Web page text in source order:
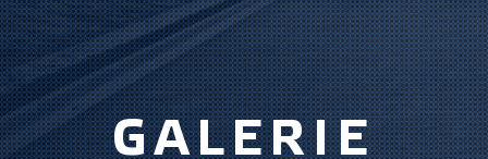
GALERIE